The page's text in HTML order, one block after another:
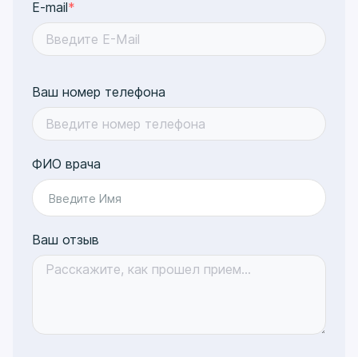
E-mail*
Ваш номер телефона
ФИО врача
Введите Имя
Ваш отзыв